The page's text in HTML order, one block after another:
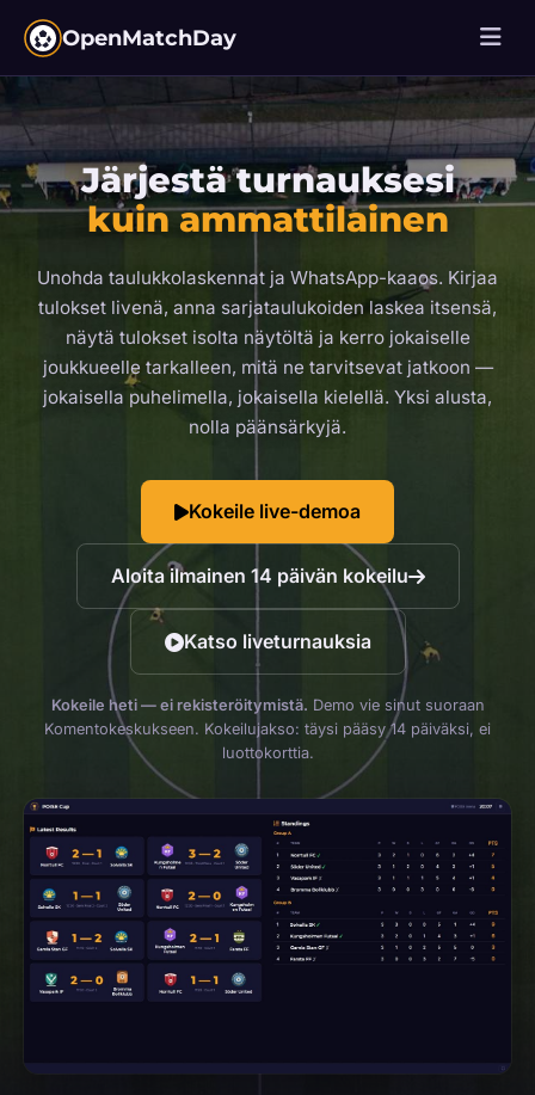
OpenMatchDay
Järjestä turnauksesi
kuin ammattilainen
Unohda taulukkolaskennat ja WhatsApp-kaaos. Kirjaa
tulokset livenä, anna sarjataulukoiden laskea itsensä,
näytä tulokset isolta näytöltä ja kerro jokaiselle
joukkueelle tarkalleen, mitä ne tarvitsevat jatkoon —
jokaisella puhelimella, jokaisella kielellä. Yksi alusta,
nolla päänsärkyjä.
Kokeile live-demoa
Aloita ilmainen 14 päivän kokeilu
Katso liveturnauksia
Kokeile heti — ei rekisteröitymistä. Demo vie sinut suoraan
Komentokeskukseen. Kokeilujakso: täysi pääsy 14 päiväksi, ei
luottokorttia.